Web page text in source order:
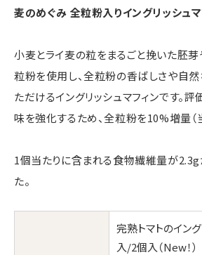
麦のめぐみ 全粒粉入りイングリッシュ
小麦とライ麦の粒をまるごと挽いた胚
粒粉を使用し、全粒粉の香ばしさや自
ただけるイングリッシュマフィンです。
味を強化するため、全粒粉を10%増量（
1個当たりに含まれる食物繊維量が
た。
完熟トマトのイン
入/2個入（New！）